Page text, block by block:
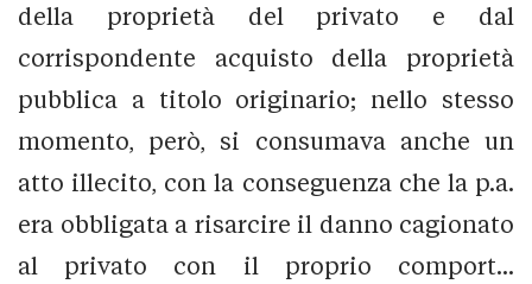
della proprietà del privato e dal
corrispondente acquisto della proprietà
pubblica a titolo originario; nello stesso
momento, però, si consumava anche un
atto illecito, con la conseguenza che la p.a.
era obbligata a risarcire il danno cagionato
al privato con il proprio comport...